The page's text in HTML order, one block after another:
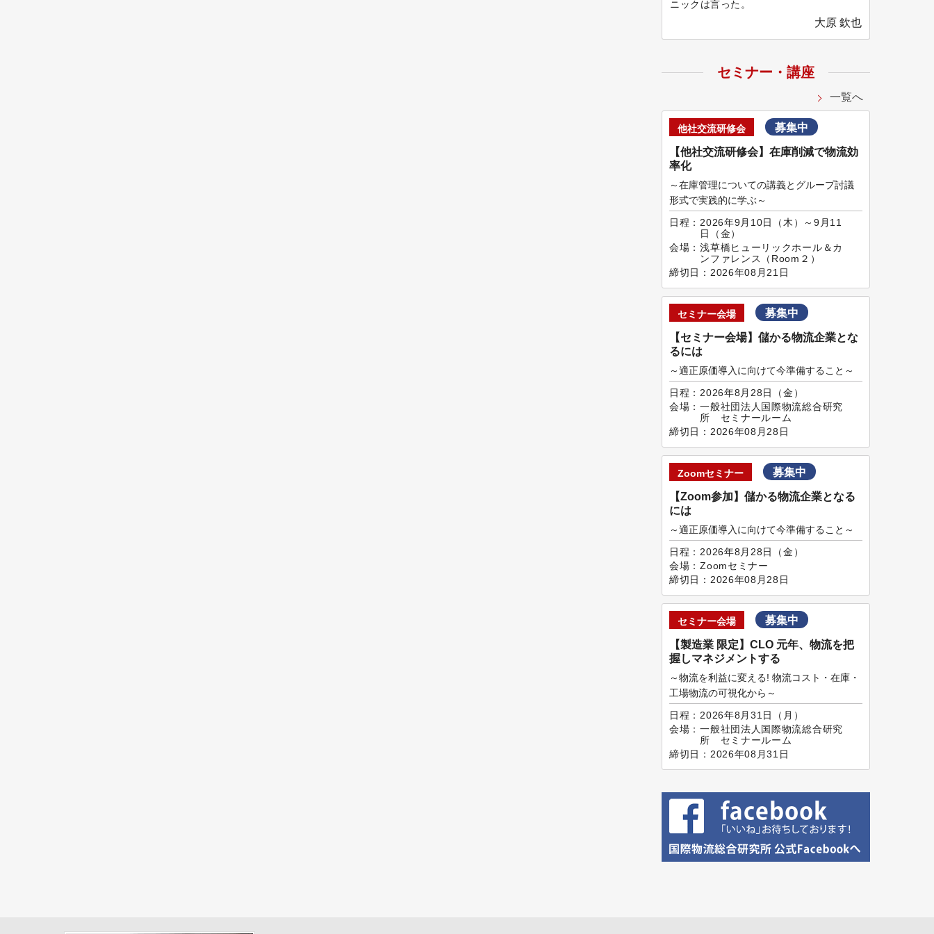
ニックは言った。
大原 欽也
セミナー・講座
一覧へ
他社交流研修会 募集中
【他社交流研修会】在庫削減で物流効
率化
～在庫管理についての講義とグループ討議
形式で実践的に学ぶ～
日程： 2026年9月10日（木）～9月11
日（金）
会場：浅草橋ヒューリックホール＆カ
ンファレンス（Room２）
締切日： 2026年08月21日
セミナー会場 募集中
【セミナー会場】儲かる物流企業とな
るには
～適正原価導入に向けて今準備すること～
日程： 2026年8月28日（金）
会場：一般社団法人国際物流総合研究
所 セミナールーム
締切日： 2026年08月28日
Zoomセミナー 募集中
【Zoom参加】儲かる物流企業となる
には
～適正原価導入に向けて今準備すること～
日程： 2026年8月28日（金）
会場：Zoomセミナー
締切日： 2026年08月28日
セミナー会場 募集中
【製造業 限定】CLO 元年、物流を把
握しマネジメントする
～物流を利益に変える! 物流コスト・在庫・
工場物流の可視化から～
日程： 2026年8月31日（月）
会場：一般社団法人国際物流総合研究
所 セミナールーム
締切日： 2026年08月31日